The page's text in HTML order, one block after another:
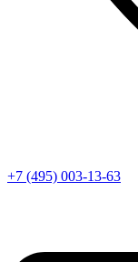
+7 (495) 003-13-63